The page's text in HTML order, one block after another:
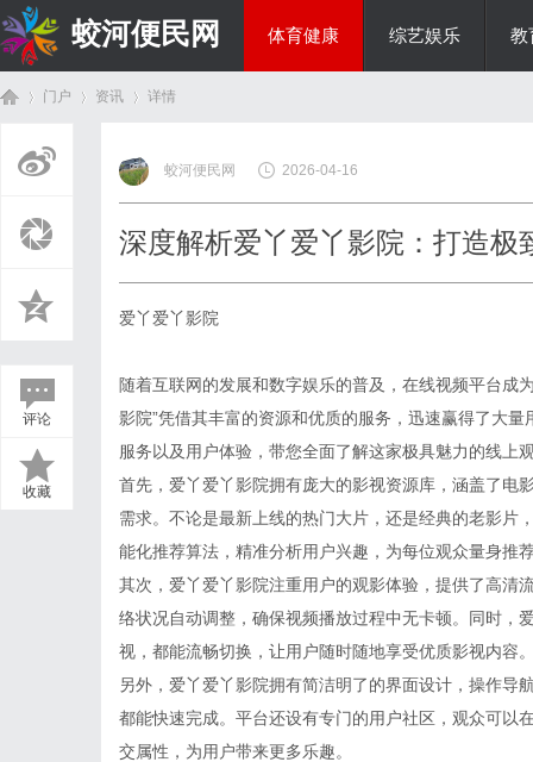
蛟河便民网 体育健康 综艺娱乐 教
门户 资讯
›
详情
评论
收藏
蛟河便民网 2026-04-16
深度解析爱丫爱丫影院：打造极
爱丫爱丫影院
随着互联网的发展和数字娱乐的普及，在线视频平台成
影院”凭借其丰富的资源和优质的服务，迅速赢得了大
服务以及用户体验，带您全面了解这家极具魅力的线上
首先，爱丫爱丫影院拥有庞大的影视资源库，涵盖了电
需求。不论是最新上线的热门大片，还是经典的老影片
能化推荐算法，精准分析用户兴趣，为每位观众量身推
其次，爱丫爱丫影院注重用户的观影体验，提供了高清
络状况自动调整，确保视频播放过程中无卡顿。同时，
视，都能流畅切换，让用户随时随地享受优质影视内容
另外，爱丫爱丫影院拥有简洁明了的界面设计，操作导
都能快速完成。平台还设有专门的用户社区，观众可以
交属性，为用户带来更多乐趣。